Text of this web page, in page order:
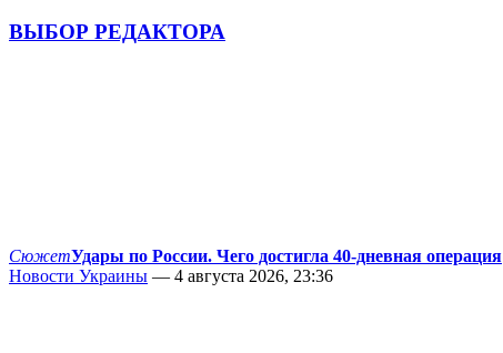
ВЫБОР РЕДАКТОРА
СюжетУдары по России. Чего достигла 40-дневная операция
Новости Украины — 4 августа 2026, 23:36